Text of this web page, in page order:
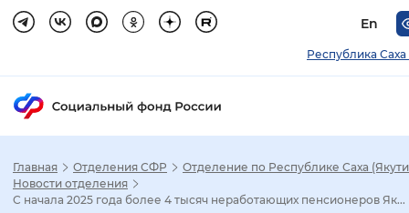
En
Республика Саха
Главная Отделения СФР
Отделение по Республике Саха
Новости отделения
С начала 2025 года более 4 тысяч неработающих пенсионеров Як...